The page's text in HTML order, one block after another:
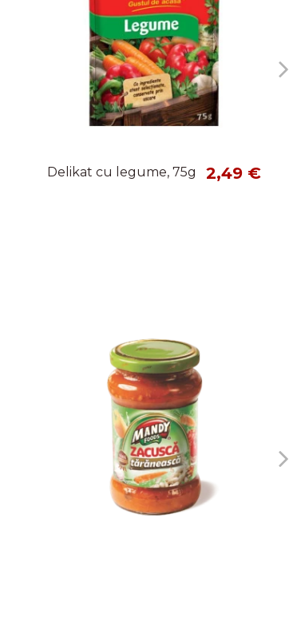
Delikat cu legume, 75g 2,49 €